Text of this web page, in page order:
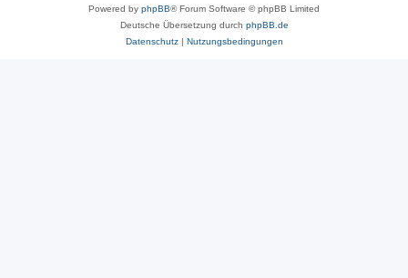
Powered by phpBB® Forum Software © phpBB Limited
Deutsche Übersetzung durch phpBB.de
Datenschutz| Nutzungsbedingungen